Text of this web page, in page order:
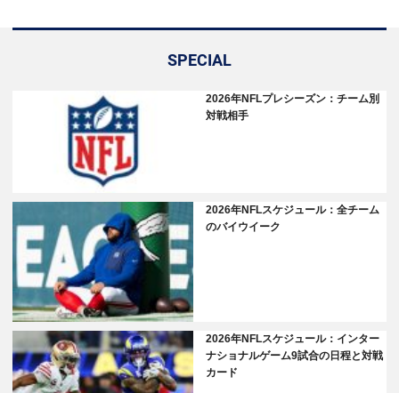
SPECIAL
2026年NFLプレシーズン：チーム別
対戦相手
2026年NFLスケジュール：全チーム
のバイウイーク
2026年NFLスケジュール：インター
ナショナルゲーム9試合の日程と対戦
カード